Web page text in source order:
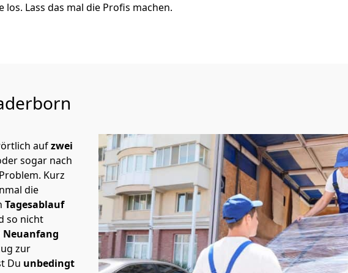
los. Lass das mal die Profis machen.
aufzwei
sogar nach
Kurz
die
Tagesablauf
so nicht
Neuanfang
zur
Du unbedingt